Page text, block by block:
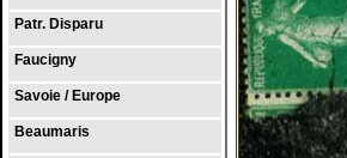
Patr. Disparu
Faucigny
Savoie / Europe
Beaumaris